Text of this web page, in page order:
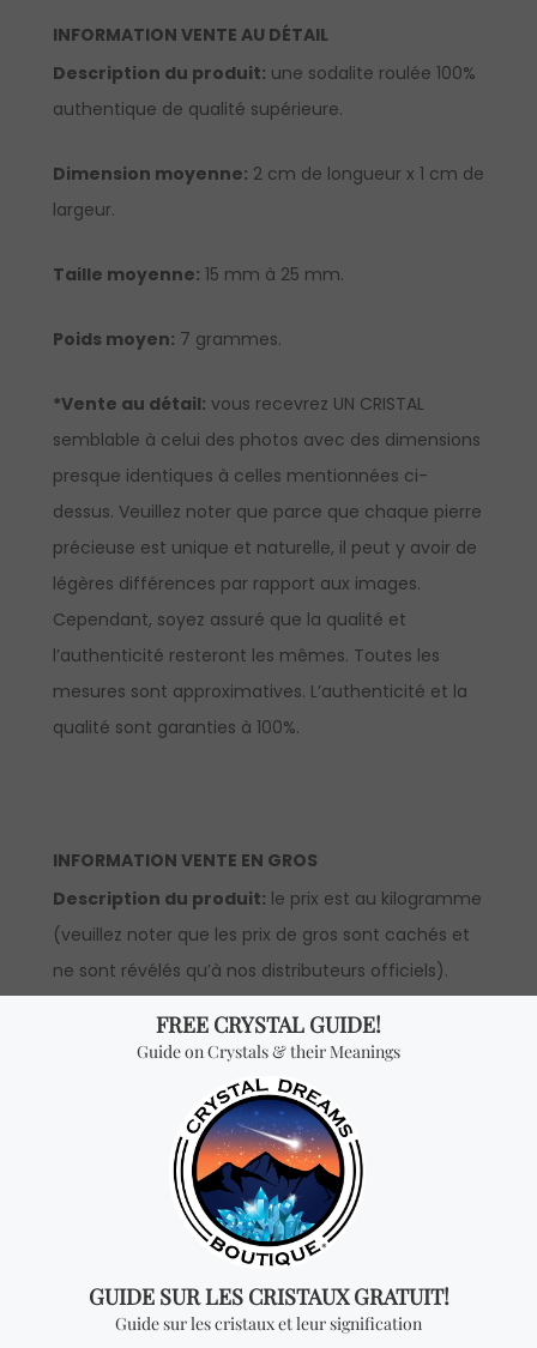
INFORMATION VENTE AU DÉTAIL
Description du produit: une sodalite roulée 100%
authentique de qualité supérieure.
Dimension moyenne: 2 cm de longueur x 1 cm de
largeur.
Taille moyenne: 15 mm à 25 mm.
Poids moyen: 7 grammes.
*Vente au détail: vous recevrez UN CRISTAL
semblable à celui des photos avec des dimensions
presque identiques à celles mentionnées ci-
dessus. Veuillez noter que parce que chaque pierre
précieuse est unique et naturelle, il peut y avoir de
légères différences par rapport aux images.
Cependant, soyez assuré que la qualité et
l’authenticité resteront les mêmes. Toutes les
mesures sont approximatives. L’authenticité et la
qualité sont garanties à 100%.
INFORMATION VENTE EN GROS
Description du produit: le prix est au kilogramme
(veuillez noter que les prix de gros sont cachés et
ne sont révélés qu’à nos distributeurs officiels).
*Vente en gros:le prix est par kilogramme et vous
ajoutée. Pour pouvoir voir les prix de gros, vous
devrez faire une demande pour devenir un
distributeur officiel. Veuillez noter que la quantité
minimum à commander pour la vente en gros de
cet article est d’un kilogramme.